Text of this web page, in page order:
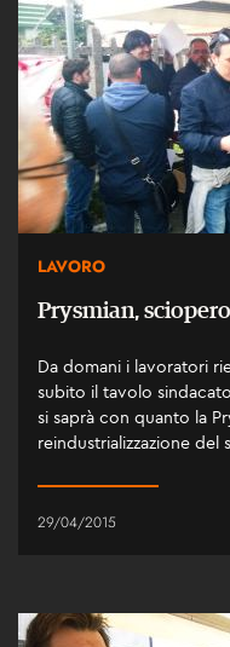
LAVORO
Prysmian,
Da domani i lavoratori
subito il tavolo
si saprà con quanto la
reindustrializzazione del
29/04/2015